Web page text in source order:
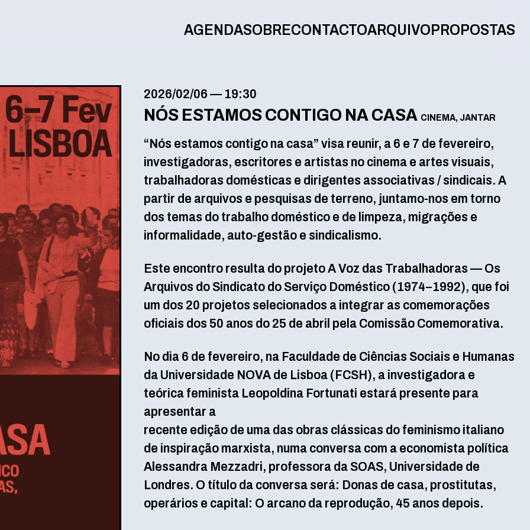
AGENDASOBRECONTACTOARQUIVO PROPOSTAS
2026/02/06 — 19:30
NÓS ESTAMOS CONTIGO NA CASA CINEMA, JANTAR
“Nós estamos contigo na casa” visa reunir, a 6 e 7 de fevereiro,
investigadoras, escritores e artistas no cinema e artes visuais,
trabalhadoras domésticas e dirigentes associativas / sindicais. A
partir de arquivos e pesquisas de terreno, juntamo-nos em torno
dos temas do trabalho doméstico e de limpeza, migrações e
informalidade, auto-gestão e sindicalismo.
Este encontro resulta do projeto A Voz das Trabalhadoras — Os
Arquivos do Sindicato do Serviço Doméstico (1974–1992), que foi
um dos 20 projetos selecionados a integrar as comemorações
oficiais dos 50 anos do 25 de abril pela Comissão Comemorativa.
No dia 6 de fevereiro, na Faculdade de Ciências Sociais e Humanas
da Universidade NOVA de Lisboa (FCSH), a investigadora e
teórica feminista Leopoldina Fortunati estará presente para
apresentar a
recente edição de uma das obras clássicas do feminismo italiano
de inspiração marxista, numa conversa com a economista política
Alessandra Mezzadri, professora da SOAS, Universidade de
Londres. O título da conversa será: Donas de casa, prostitutas,
operários e capital: O arcano da reprodução, 45 anos depois.